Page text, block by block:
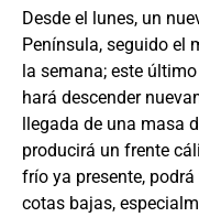
Desde el lunes, un
Península, seguido el
la semana; este
hará descender
llegada de una masa
producirá un frente
frío ya presente,
cotas bajas,